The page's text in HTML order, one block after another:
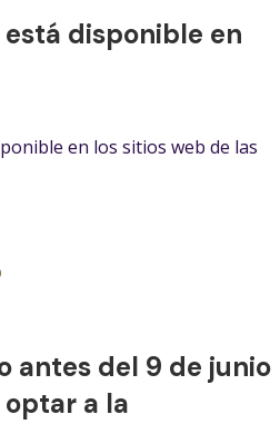
disponible en
en los sitios web de las
antes del 9 de junio
a la